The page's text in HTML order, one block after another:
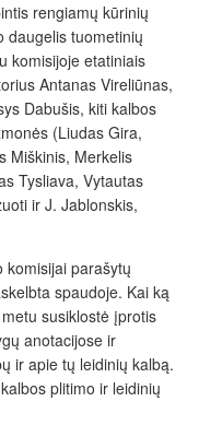
rengiamų kūrinių
daugelis tuometinių
komisijoje etatiniais
Antanas Vireliūnas,
Dabušis, kiti kalbos
(Liudas Gira,
Miškinis, Merkelis
Tysliava, Vytautas
ir J. Jablonskis,
komisijai parašytų
spaudoje. Kai ką
susiklostė įprotis
anotacijose ir
ir apie tų leidinių kalbą.
plitimo ir leidinių